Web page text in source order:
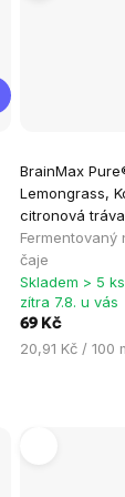
BrainMax
Lemongrass,
citronová
Fermentovaný
čaje
hodnocení
produktu
je
5,0
z
5
hvězdiček.
Skladem > 5 ks
zítra 7.8. u vás
69 Kč
Měrná
20,91 Kč / 100